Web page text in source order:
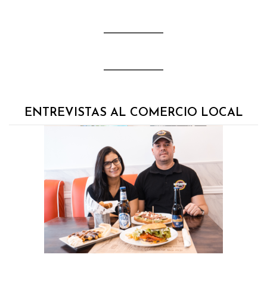
ENTREVISTAS AL COMERCIO LOCAL